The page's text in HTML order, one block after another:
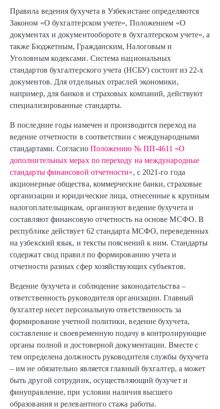
Правила ведения бухучета в Узбекистане определяются
Законом «О бухгалтерском учете», Положением «О
документах и документообороте в бухгалтерском учете», а
также Бюджетным, Гражданским, Налоговым и
Уголовным кодексами. Система национальных
стандартов бухгалтерского учета (НСБУ) состоит из 22-х
документов. Для отдельных отраслей экономики,
например, для банков и страховых компаний, действуют
специализированные стандарты.
В последние годы намечен и производится переход на
ведение отчетности в соответствии с международными
стандартами. Согласно Положению № ПП-4611 «О
дополнительных мерах по переходу на международные
стандарты финансовой отчетности», с 2021-го года
акционерные общества, коммерческие банки, страховые
организации и юридические лица, отнесенные к крупным
налогоплательщикам, организуют ведение бухучета и
составляют финансовую отчетность на основе МСФО. В
республике действует 62 стандарта МСФО, переведенных
на узбекский язык, и тексты пояснений к ним. Стандарты
содержат свод правил по формированию учета и
отчетности разных сфер хозяйствующих субъектов.
Ведение бухучета и соблюдение законодательства –
ответственность руководителя организации. Главный
бухгалтер несет персональную ответственность за
формирование учетной политики, ведение бухучета,
составление и своевременную подачу в контролирующие
органы полной и достоверной документации. Вместе с
тем определена должность руководителя службы бухучета
– им не обязательно является главный бухгалтер, а может
быть другой сотрудник, осуществляющий бухучет и
финуправление, при условии наличия высшего
образования и релевантного стажа работы.